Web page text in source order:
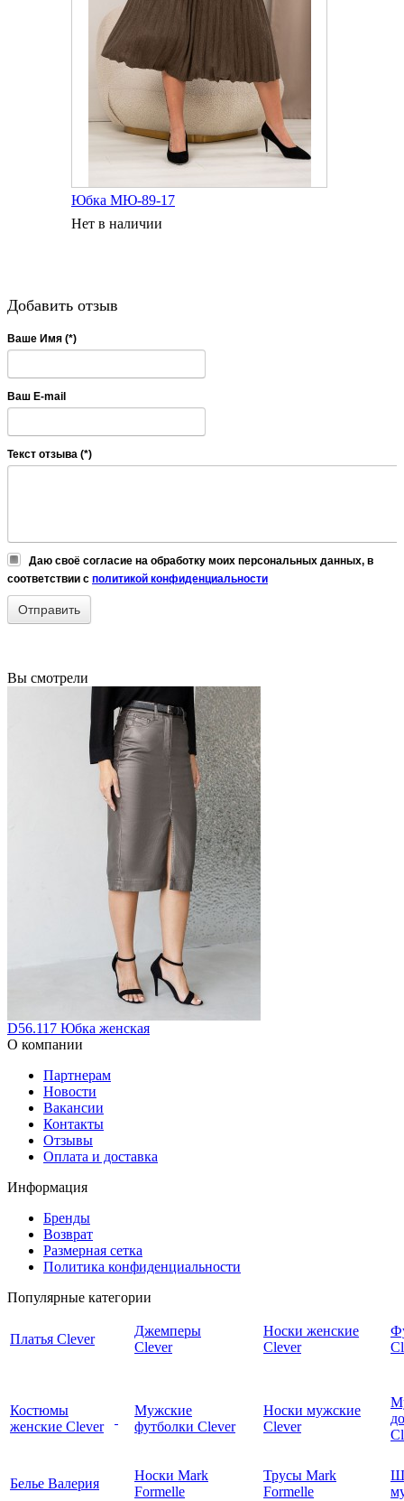
Юбка МЮ-89-17
Нет в наличии
Добавить отзыв
Ваше Имя (*)
Ваш E-mail
Текст отзыва (*)
Даю своё согласие на обработку моих персональных данных, в
соответствии с политикой конфиденциальности
Вы смотрели
D56.117 Юбка женская
О компании
Партнерам
Новости
Вакансии
Контакты
Отзывы
Оплата и доставка
Информация
Бренды
Возврат
Размерная сетка
Политика конфиденциальности
Популярные категории
Платья Clever
Джемперы
Clever
Носки женские
Clever
Костюмы
женские Clever
Мужские
футболки Clever
Носки мужские
Clever
Белье Валерия
Носки Mark
Formelle
Трусы Mark
Formelle